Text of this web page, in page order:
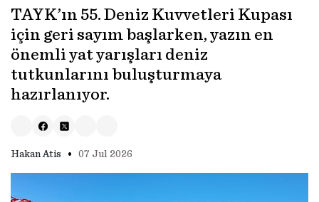
TAYK’ın 55. Deniz Kuvvetleri Kupası
için geri sayım başlarken, yazın en
önemli yat yarışları deniz
tutkunlarını buluşturmaya
hazırlanıyor.
Hakan Atis • 07 Jul 2026